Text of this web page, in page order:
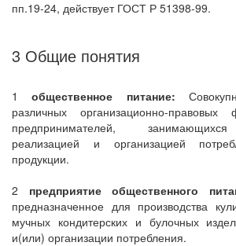
пп.19-24, действует ГОСТ Р 51398-99.
3 Общие понятия
1общественное питание:
различных организационно-
предпринимателей,
реализацией и организацией
продукции.
2 предприятие общественного
предназначенное для производства
мучных кондитерских и булочных
и(или) организации потребления.